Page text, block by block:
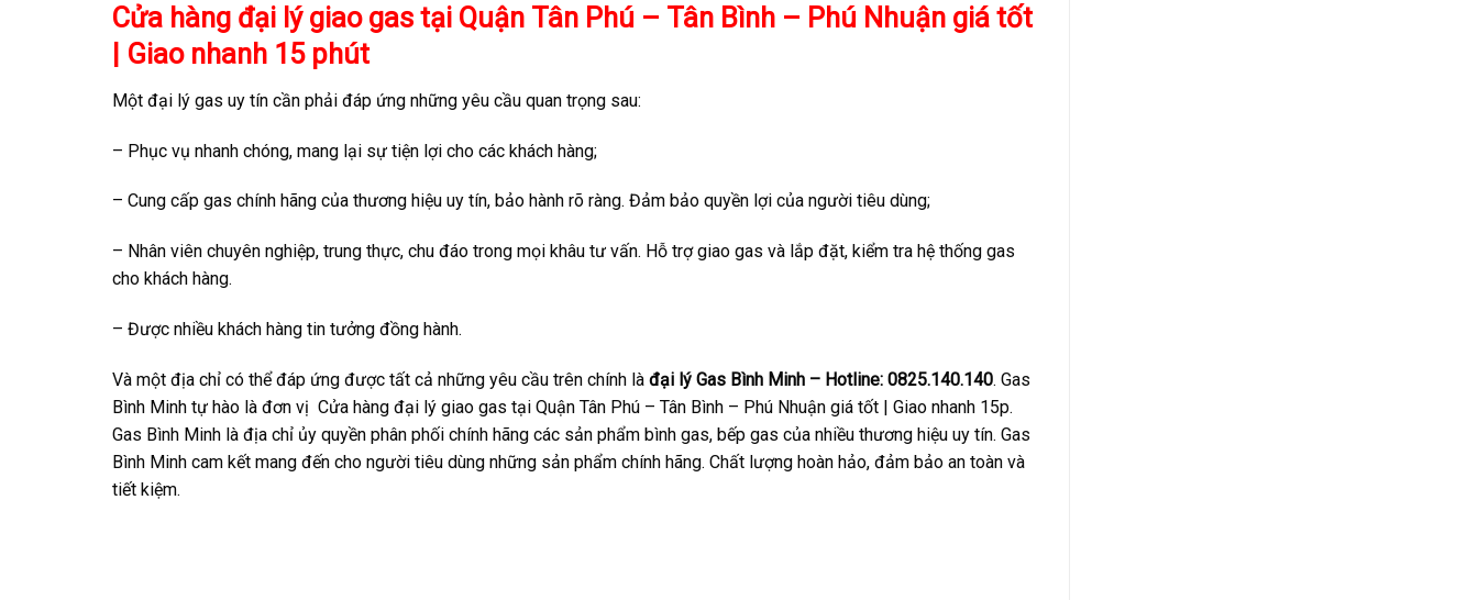
Cửa hàng đại lý giao gas tại Quận Tân Phú – Tân Bình – Phú Nhuận giá tốt
| Giao nhanh 15 phút
Một đại lý gas uy tín cần phải đáp ứng những yêu cầu quan trọng sau:
– Phục vụ nhanh chóng, mang lại sự tiện lợi cho các khách hàng;
– Cung cấp gas chính hãng của thương hiệu uy tín, bảo hành rõ ràng. Đảm bảo quyền lợi của người tiêu dùng;
– Nhân viên chuyên nghiệp, trung thực, chu đáo trong mọi khâu tư vấn. Hỗ trợ giao gas và lắp đặt, kiểm tra hệ thống gas
cho khách hàng.
– Được nhiều khách hàng tin tưởng đồng hành.
Và một địa chỉ có thể đáp ứng được tất cả những yêu cầu trên chính là đại lý Gas Bình Minh – Hotline: 0825.140.140. Gas
Bình Minh tự hào là đơn vị ‪ Cửa hàng đại lý giao gas tại Quận Tân Phú – Tân Bình – Phú Nhuận giá tốt | Giao nhanh 15p.
Gas Bình Minh là địa chỉ ủy quyền phân phối chính hãng các sản phẩm bình gas, bếp gas của nhiều thương hiệu uy tín. Gas
Bình Minh cam kết mang đến cho người tiêu dùng những sản phẩm chính hãng. Chất lượng hoàn hảo, đảm bảo an toàn và
tiết kiệm.